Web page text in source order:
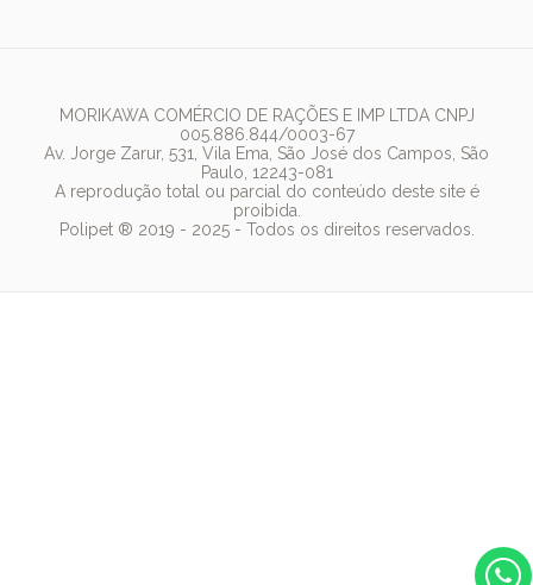
Pedigree
Whiskas
Dog Chow
Royal Canin
MORIKAWA COMÉRCIO DE RAÇÕES E IMP LTDA CNPJ
005.886.844/0003-67
Av. Jorge Zarur, 531, Vila Ema, São José dos Campos, São
Paulo, 12243-081
A reprodução total ou parcial do conteúdo deste site é
proibida.
Polipet ® 2019 - 2025 - Todos os direitos reservados.